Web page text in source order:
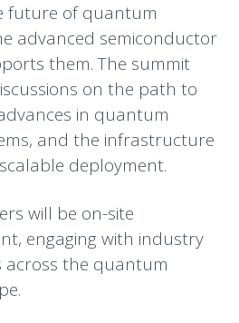
future of quantum
advanced semiconductor
them. The summit
on the path to
in quantum
and the infrastructure
deployment.
will be on-site
engaging with industry
the quantum